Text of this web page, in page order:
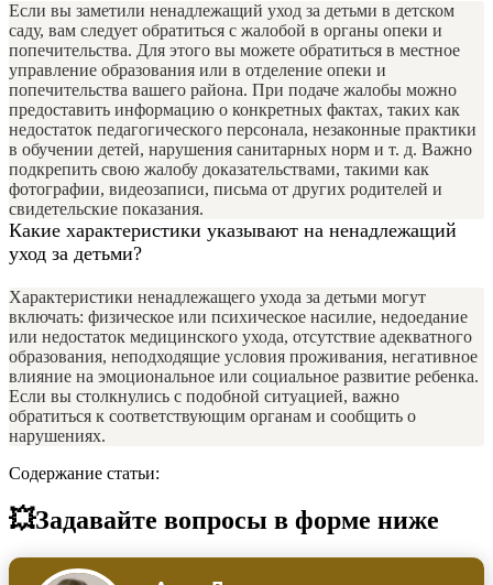
Если вы заметили ненадлежащий уход за детьми в детском
саду, вам следует обратиться с жалобой в органы опеки и
попечительства. Для этого вы можете обратиться в местное
управление образования или в отделение опеки и
попечительства вашего района. При подаче жалобы можно
предоставить информацию о конкретных фактах, таких как
недостаток педагогического персонала, незаконные практики
в обучении детей, нарушения санитарных норм и т. д. Важно
подкрепить свою жалобу доказательствами, такими как
фотографии, видеозаписи, письма от других родителей и
свидетельские показания.
Какие характеристики указывают на ненадлежащий
уход за детьми?
Характеристики ненадлежащего ухода за детьми могут
включать: физическое или психическое насилие, недоедание
или недостаток медицинского ухода, отсутствие адекватного
образования, неподходящие условия проживания, негативное
влияние на эмоциональное или социальное развитие ребенка.
Если вы столкнулись с подобной ситуацией, важно
обратиться к соответствующим органам и сообщить о
нарушениях.
Содержание статьи:
💥Задавайте вопросы в форме ниже